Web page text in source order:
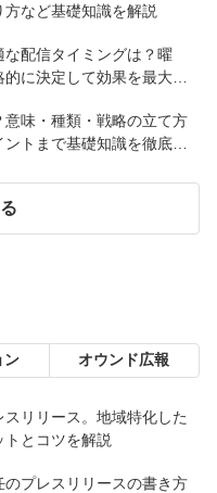
など基礎知識を解説
配信タイミングは？曜
に決定して効果を最大化
味・種類・戦略の立て方
トまで基礎知識を徹底解
ン オウンド広報
リリース。地域特化した
とコツを解説
プレスリリースの書き方